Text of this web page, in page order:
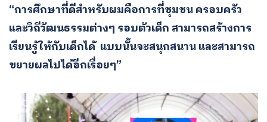
“การศึกษาที่ดีสำหรับผมคือการที่ชุมชน ครอบครัว
และวิถีวัฒนธรรมต่างๆ รอบตัวเด็ก สามารถสร้างการ
เรียนรู้ให้กับเด็กได้ แบบนั้นจะสนุกสนาน และสามารถ
ขยายผลไปได้อีกเรื่อยๆ”